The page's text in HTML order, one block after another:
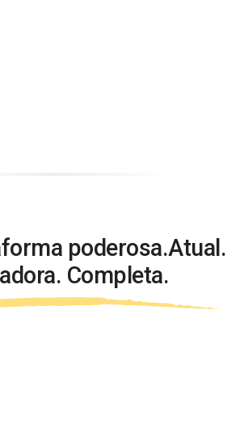
poderosa.Atual.
Completa.